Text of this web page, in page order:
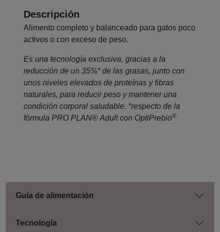
Descripción
Alimento completo y balanceado para gatos poco
activos o con exceso de peso.
Es una tecnología exclusiva, gracias a la
reducción de un 35%* de las grasas, junto con
unos niveles elevados de proteínas y fibras
naturales, para reducir peso y mantener una
condición corporal saludable. *respecto de la
fórmula PRO PLAN® Adult con OptiPrebio®
Guía de alimentación
Tecnología